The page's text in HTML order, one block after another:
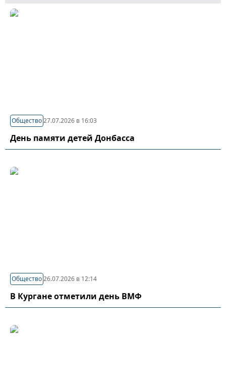
Общество27.07.2026 в 16:03
День памяти детей Донбасса
Общество26.07.2026 в 12:14
В Кургане отметили день ВМФ